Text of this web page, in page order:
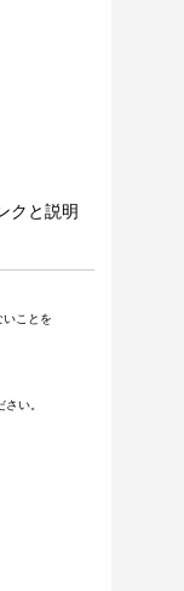
クと説明
ことを
い。